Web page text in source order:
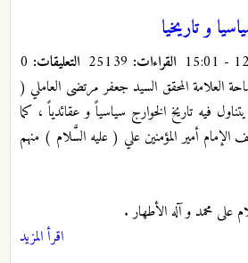
و تاريخيا
القراءات: التعليقات:
العلامة المحقق السيد جعفر مرتضى العاملي (
فيه تاريخ الخوارج سياسياً و عقائدياً ، كما
الإمام أمير المؤمنين علي ( عليه السَّلام ) منهم
على محمد و آله الأطهار .
اقرأ المزيد